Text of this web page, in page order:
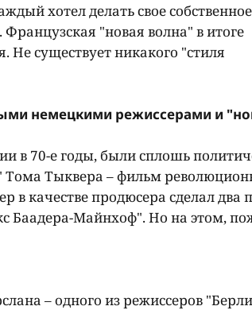
хотел делать свое
"новая волна" в итоге
Не существует никакого "стиля
немецкими режиссерами и
в 70-е годы, были сплошь
Тома Тыквера – фильм
в качестве продюсера сделал два
Баадера-Майнхоф". Но на этом,
– одного из режиссеров